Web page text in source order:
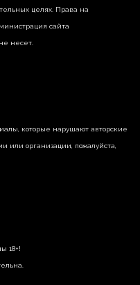
целях. Права на
сайта
несет.
которые нарушают авторские
организации, пожалуйста,
18+!